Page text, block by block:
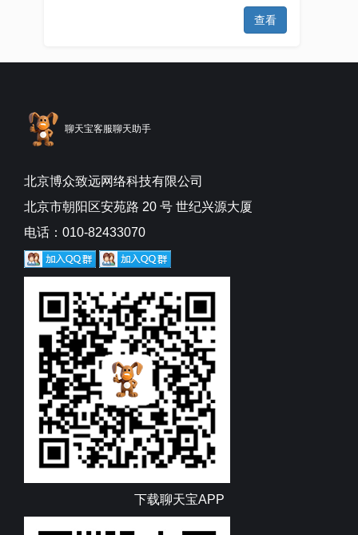
查看
聊天宝客服聊天助手
北京博众致远网络科技有限公司
北京市朝阳区安苑路 20 号 世纪兴源大厦
电话：010-82433070
下载聊天宝APP